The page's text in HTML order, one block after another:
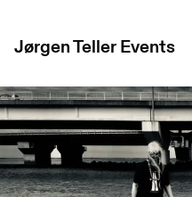
Jørgen TellerEvents